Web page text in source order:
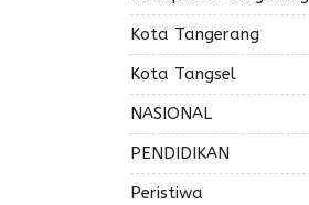
Kota Tangerang
Kota Tangsel
NASIONAL
PENDIDIKAN
Peristiwa